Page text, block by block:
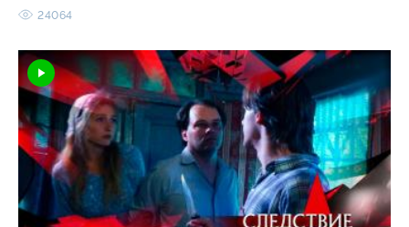
24064